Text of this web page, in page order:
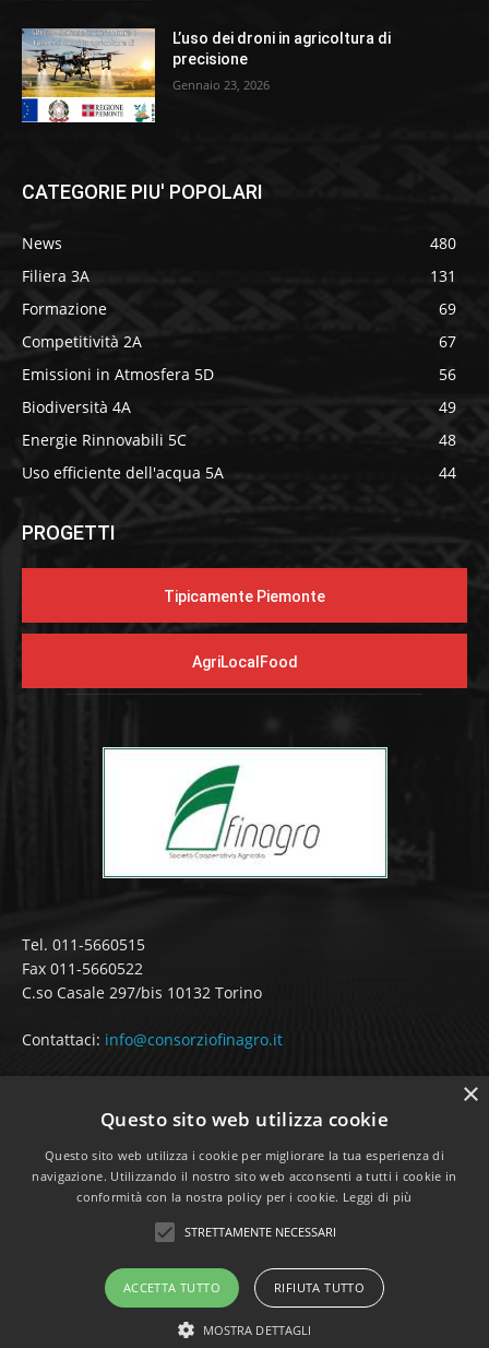
L’uso dei droni in agricoltura di
precisione
Gennaio 23, 2026
CATEGORIE PIU' POPOLARI
News
480
Filiera 3A
131
Formazione
69
Competitività 2A
67
Emissioni in Atmosfera 5D
56
Biodiversità 4A
49
Energie Rinnovabili 5C
48
Uso efficiente dell'acqua 5A
44
PROGETTI
Tipicamente Piemonte
AgriLocalFood
Tel. 011-5660515
Fax 011-5660522
C.so Casale 297/bis 10132 Torino
Contattaci: info@consorziofinagro.it
SEGUICI SUI SOCIAL
Realizzazione sito web: LD Multimedia srl
Privacy e Cookie Policy
×
Questo sito web utilizza cookie
Questo sito web utilizza i cookie per migliorare la tua esperienza di
navigazione. Utilizzando il nostro sito web acconsenti a tutti i cookie in
conformità con la nostra policy per i cookie. Leggi di più
STRETTAMENTE NECESSARI
ACCETTA TUTTO RIFIUTA TUTTO
MOSTRA DETTAGLI